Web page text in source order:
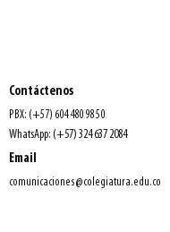
Contáctenos
PBX: (+57) 604 480 98 50
WhatsApp: (+57) 324 637 2084
Email
comunicaciones@colegiatura.edu.co